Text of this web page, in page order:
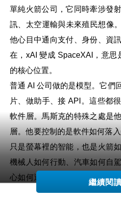
單純火箭公司，它同時牽涉發
訊、太空運輸與未來殖民想像
他心目中通向支付、身份、資
在，xAI 變成 SpaceXAI，意思
的核心位置。
普通 AI 公司做的是模型。它們
片、做助手、接 API。這些都
軟件層。馬斯克的特殊之處是
層。他要控制的是軟件如何落
只是螢幕裡的智能，也是火箭
機械人如何行動、汽車如何自
心如何運行、甚至未來人類如
種 AI 是一種物理世界的操作系
繼續閱讀